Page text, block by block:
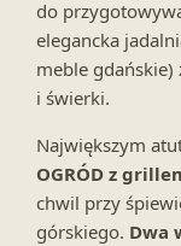
do
elegancka
meble
i świerki.
Największym
OGRÓD z
chwil przy
górskiego. Dwa